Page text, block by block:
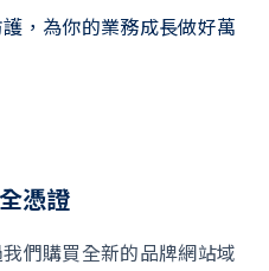
，為你的業務成長做好萬
憑證
們購買全新的品牌網站域